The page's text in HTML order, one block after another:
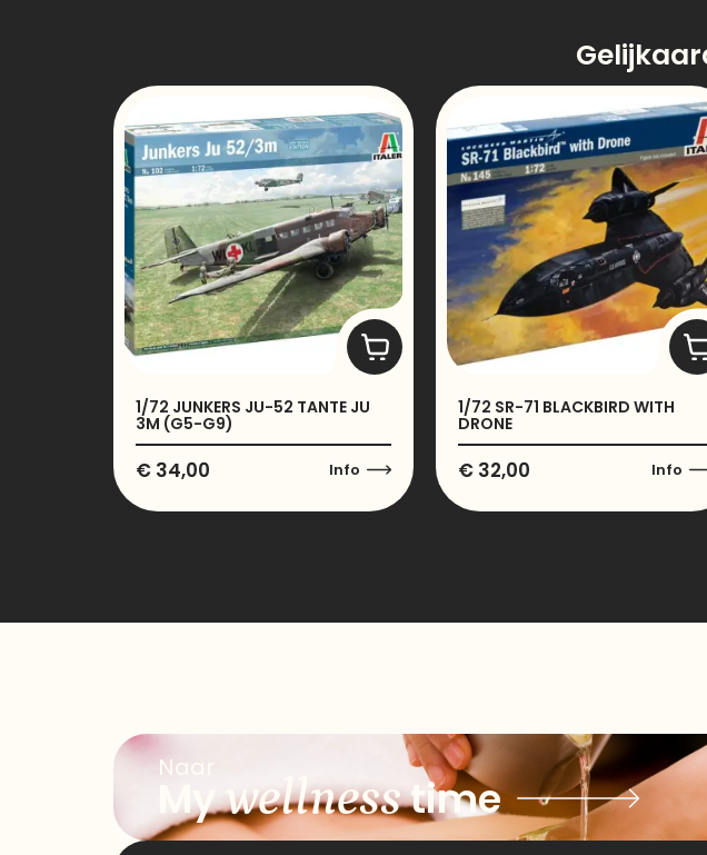
1/72 JUNKERS JU-52 TANTE JU
3M (G5-G9)
€ 34,00 Info
1/72 SR-71 BLACKBIRD WITH
DRONE
€ 32,00 Info
Naar
Mywellnesstime